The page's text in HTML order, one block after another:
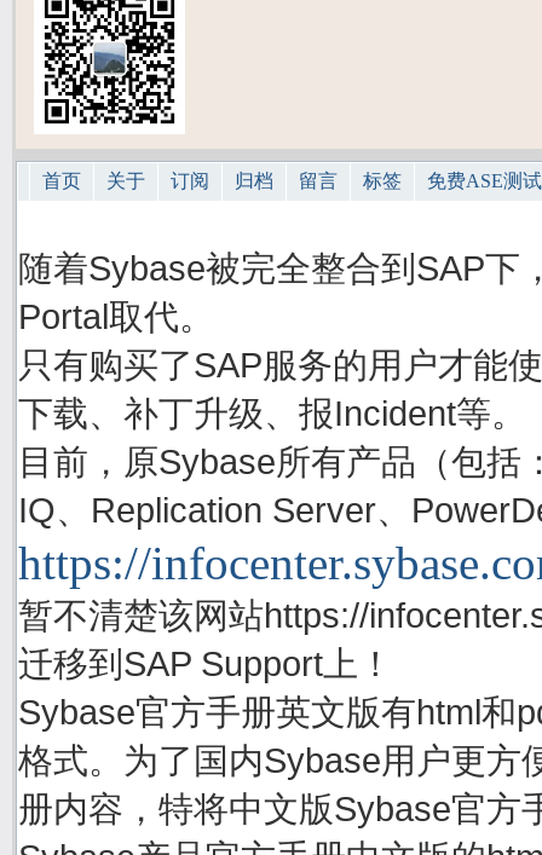
首页 关于 订阅 归档 留言 标签 免费ASE测
随着Sybase被完全整合到SAP下
Portal取代。
只有购买了SAP服务的用户才能
下载、补丁升级、报Incident等。
目前，原Sybase所有产品（包
IQ、Replication Server、
https://
暂不清楚该网站https://
迁移到SAP Support上！
Sybase官方手册英文版有html和
格式。为了国内Sybase用户更方
册内容，特将中文版Sybase官方